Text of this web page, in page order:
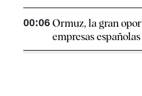
00:06 Ormuz, la gran
empresas españolas